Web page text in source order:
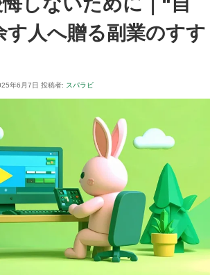
す人へ贈る副業のすす
年6月7日 投稿者: スパラビ